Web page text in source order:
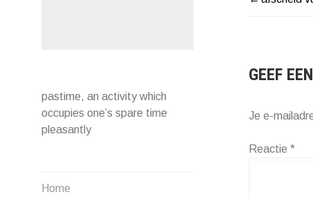
pastime, an activity which
occupies one’s spare time
pleasantly
Home
GEEF
Je e-
Reactie *